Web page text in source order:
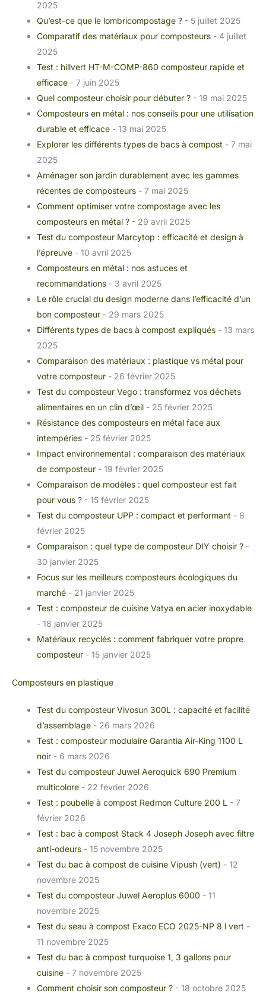
2025
Qu’est-ce que le lombricompostage ? - 5 juillet 2025
Comparatif des matériaux pour composteurs - 4 juillet
2025
Test : hillvert HT-M-COMP-860 composteur rapide et
efficace - 7 juin 2025
Quel composteur choisir pour débuter ? - 19 mai 2025
Composteurs en métal : nos conseils pour une utilisation
durable et efficace - 13 mai 2025
Explorer les différents types de bacs à compost - 7 mai
2025
Aménager son jardin durablement avec les gammes
récentes de composteurs - 7 mai 2025
Comment optimiser votre compostage avec les
composteurs en métal ? - 29 avril 2025
Test du composteur Marcytop : efficacité et design à
l’épreuve - 10 avril 2025
Composteurs en métal : nos astuces et
recommandations - 3 avril 2025
Le rôle crucial du design moderne dans l’efficacité d’un
bon composteur - 29 mars 2025
Différents types de bacs à compost expliqués - 13 mars
2025
Comparaison des matériaux : plastique vs métal pour
votre composteur - 26 février 2025
Test du composteur Vego : transformez vos déchets
alimentaires en un clin d’œil - 25 février 2025
Résistance des composteurs en métal face aux
intempéries - 25 février 2025
Impact environnemental : comparaison des matériaux
de composteur - 19 février 2025
Comparaison de modèles : quel composteur est fait
pour vous ? - 15 février 2025
Test du composteur UPP : compact et performant - 8
février 2025
Comparaison : quel type de composteur DIY choisir ? -
30 janvier 2025
Focus sur les meilleurs composteurs écologiques du
marché - 21 janvier 2025
Test : composteur de cuisine Vatya en acier inoxydable
- 18 janvier 2025
Matériaux recyclés : comment fabriquer votre propre
composteur - 15 janvier 2025
Composteurs en plastique
Test du composteur Vivosun 300L : capacité et facilité
d’assemblage - 26 mars 2026
Test : composteur modulaire Garantia Air-King 1100 L
noir - 6 mars 2026
Test du composteur Juwel Aeroquick 690 Premium
multicolore - 22 février 2026
Test : poubelle à compost Redmon Culture 200 L - 7
février 2026
Test : bac à compost Stack 4 Joseph Joseph avec filtre
anti-odeurs - 15 novembre 2025
Test du bac à compost de cuisine Vipush (vert) - 12
novembre 2025
Test du composteur Juwel Aeroplus 6000 - 11
novembre 2025
Test du seau à compost Exaco ECO 2025-NP 8 l vert -
11 novembre 2025
Test du bac à compost turquoise 1, 3 gallons pour
cuisine - 7 novembre 2025
Comment choisir son composteur ? - 18 octobre 2025